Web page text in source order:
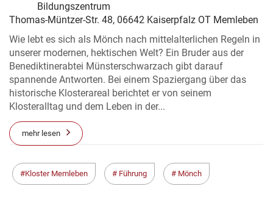
Bildungszentrum
Thomas-Müntzer-Str. 48, 06642 Kaiserpfalz OT Memleben
Wie lebt es sich als Mönch nach mittelalterlichen Regeln in
unserer modernen, hektischen Welt? Ein Bruder aus der
Benediktinerabtei Münsterschwarzach gibt darauf
spannende Antworten. Bei einem Spaziergang über das
historische Klosterareal berichtet er von seinem
Klosteralltag und dem Leben in der...
mehr lesen
Kloster Memleben Führung Mönch